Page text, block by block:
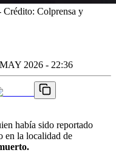
Crédito: Colprensa y
2026 - 22:36
había sido reportado
en la localidad de